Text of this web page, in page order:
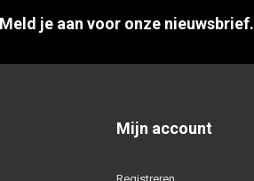
je aan voor onze nieuwsbrief.
Mijn account